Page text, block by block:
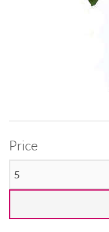
Price